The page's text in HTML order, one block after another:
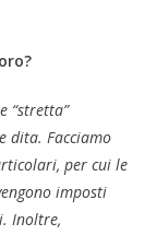
“stretta”
dita. Facciamo
per cui le
imposti
Inoltre,